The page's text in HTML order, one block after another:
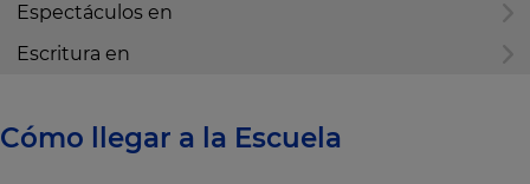
Espectáculos en
Escritura en
Cómo llegar a la Escuela